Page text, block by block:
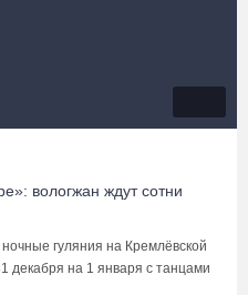
вологжан ждут сотни
гуляния на Кремлёвской
на 1 января с танцами